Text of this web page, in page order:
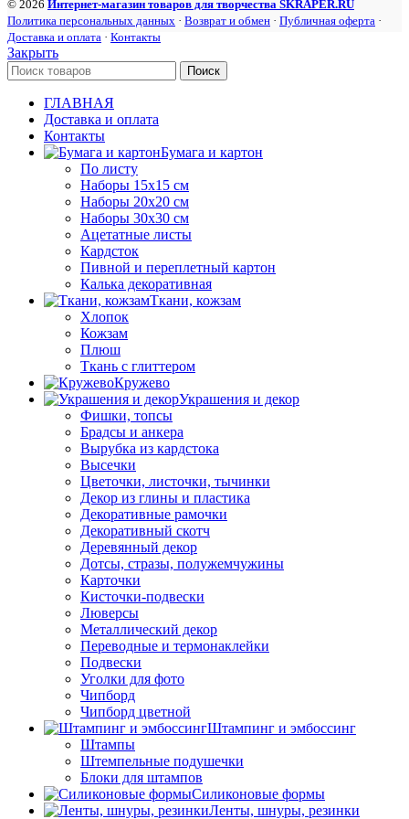
© 2026 Интернет-магазин товаров для творчества SKRAPER.RU
Политика персональных данных · Возврат и обмен · Публичная оферта ·
Доставка и оплата · Контакты
Закрыть
Поиск
ГЛАВНАЯ
Доставка и оплата
Контакты
Бумага и картон
По листу
Наборы 15х15 см
Наборы 20х20 см
Наборы 30х30 см
Ацетатные листы
Кардсток
Пивной и переплетный картон
Калька декоративная
Ткани, кожзам
Хлопок
Кожзам
Плюш
Ткань с глиттером
Кружево
Украшения и декор
Фишки, топсы
Брадсы и анкера
Вырубка из кардстока
Высечки
Цветочки, листочки, тычинки
Декор из глины и пластика
Декоративные рамочки
Декоративный скотч
Деревянный декор
Дотсы, стразы, полужемчужины
Карточки
Кисточки-подвески
Люверсы
Металлический декор
Переводные и термонаклейки
Подвески
Уголки для фото
Чипборд
Чипборд цветной
Штампинг и эмбоссинг
Штампы
Штемпельные подушечки
Блоки для штампов
Силиконовые формы
Ленты, шнуры, резинки